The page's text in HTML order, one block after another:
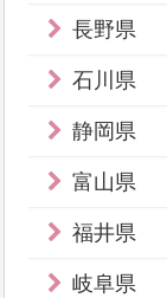
長野県
石川県
静岡県
富山県
福井県
岐阜県